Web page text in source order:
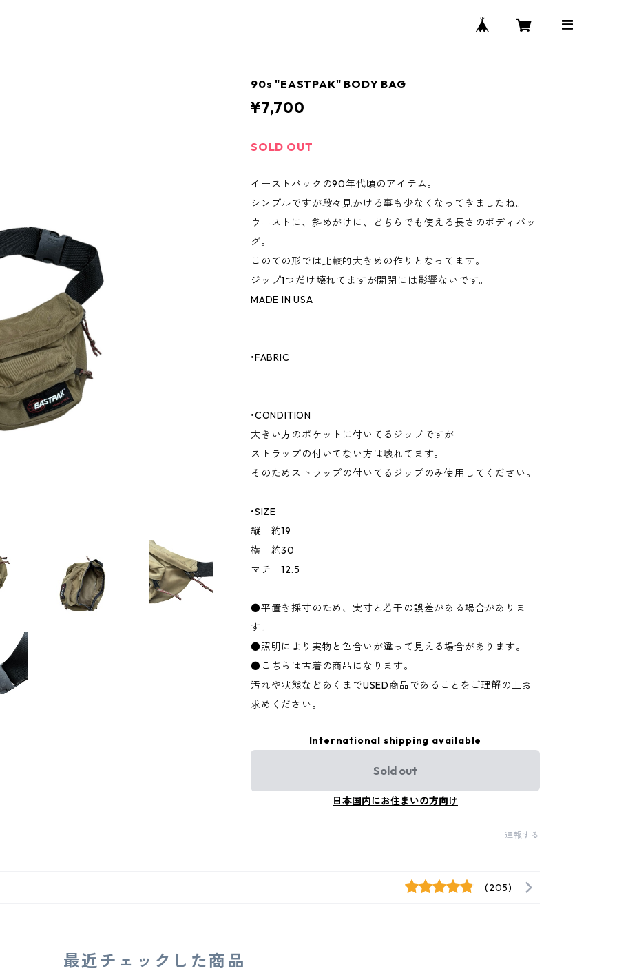
90s "EASTPAK" BODY BAG
¥7,700
SOLD OUT
イーストパックの90年代頃のアイテム。
シンプルですが段々見かける事も少なくなってきましたね。
ウエストに、斜めがけに、どちらでも使える長さのボディバッ
グ。
このての形では比較的大きめの作りとなってます。
ジップ1つだけ壊れてますが開閉には影響ないです。
MADE IN USA
•FABRIC
•CONDITION
大きい方のポケットに付いてるジップですが
ストラップの付いてない方は壊れてます。
そのためストラップの付いてるジップのみ使用してください。
•SIZE
縦 約19
横 約30
マチ 12.5
●平置き採寸のため、実寸と若干の誤差がある場合がありま
す。
●照明により実物と色合いが違って見える場合があります。
●こちらは古着の商品になります。
汚れや状態などあくまでUSED商品であることをご理解の上お
求めください。
International shipping available
Sold out
日本国内にお住まいの方向け
通報する
(205)
最近チェックした商品